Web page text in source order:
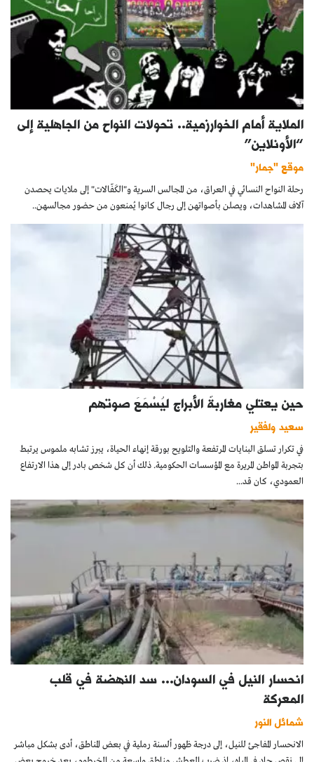
الملاية أمام الخوارزمية.. تحولات النواح من الجاهلية إلى
“الأونلاين”
موقع "جمار"
رحلة النواح النسائي في العراق، من المجالس السرية و"الكَفّالات" إلى ملايات يحصدن
آلاف المشاهدات، ويصلن بأصواتهن إلى رجال كانوا يُمنعون من حضور مجالسهن..
حين يعتلي مغاربةٌ الأبراج ليُسْمَعَ صوتهم
سعيد ولفقير
في تكرار تسلق البنايات المرتفعة والتلويح بورقة إنهاء الحياة، يبرز تشابه ملموس يرتبط
بتجربة المواطن المريرة مع المؤسسات الحكومية. ذلك أن كل شخص بادر إلى هذا الارتفاع
العمودي، كان قد...
انحسار النيل في السودان… سد النهضة في قلب
المعركة
شمائل النور
الانحسار المفاجئ للنيل، إلى درجة ظهور ألسنة رملية في بعض المناطق، أدى بشكل مباشر